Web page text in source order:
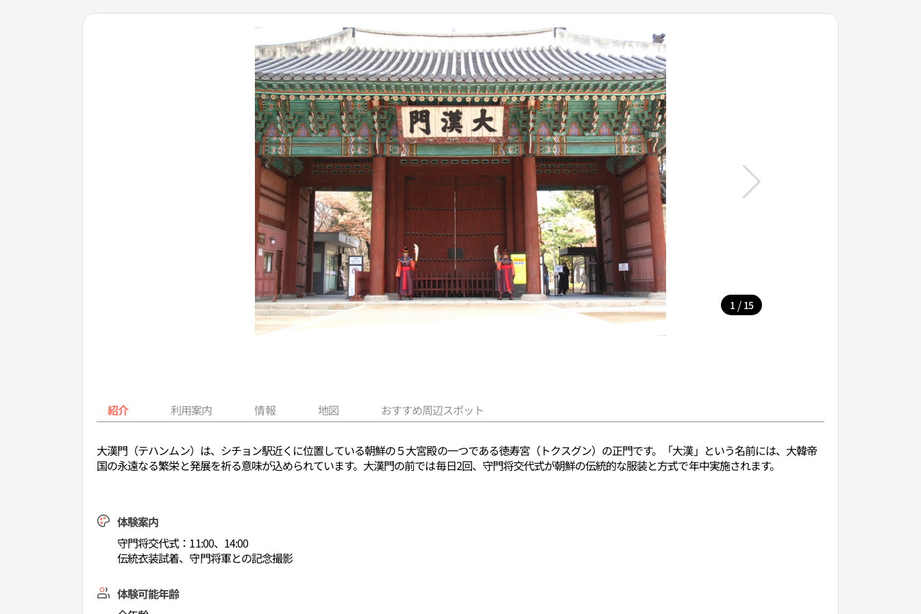
1 / 15
紹介 利用案内 情報 地図 おすすめ周辺スポット
大漢門（テハンムン）は、シチョン駅近くに位置している朝鮮の５大宮殿の一つである徳寿宮（トクスグン）の正門です。「大漢」という名前には、大韓帝
国の永遠なる繁栄と発展を祈る意味が込められています。大漢門の前では毎日2回、守門将交代式が朝鮮の伝統的な服装と方式で年中実施されます。
体験案内
守門将交代式：11:00、14:00
伝統衣装試着、守門将軍との記念撮影
体験可能年齢